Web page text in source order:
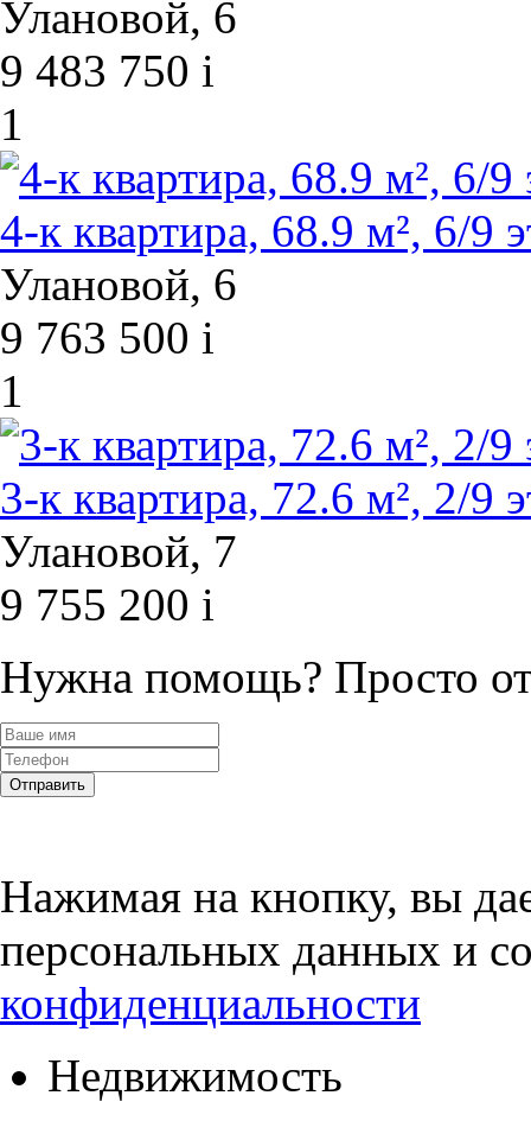
Улановой, 6
9 483 750 i
1
4-к квартира, 68.9 м², 6/9
Улановой, 6
9 763 500 i
1
3-к квартира, 72.6 м², 2/9
Улановой, 7
9 755 200 i
Нужна помощь? Просто
Отправить
Нажимая на кнопку, вы
персональных данных и
конфиденциальности
Недвижимость